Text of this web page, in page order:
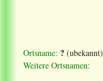
Ortsname: ? (ubekannt)
Weitere Ortsnamen: